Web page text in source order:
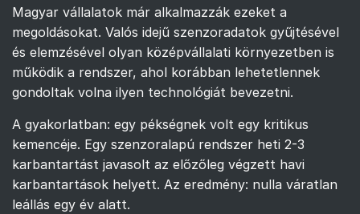
Magyar vállalatok már alkalmazzák ezeket a
megoldásokat. Valós idejű szenzoradatok gyűjtésével
és elemzésével olyan középvállalati környezetben is
működik a rendszer, ahol korábban lehetetlennek
gondoltak volna ilyen technológiát bevezetni.
A gyakorlatban: egy pékségnek volt egy kritikus
kemencéje. Egy szenzoralapú rendszer heti 2-3
karbantartást javasolt az előzőleg végzett havi
karbantartások helyett. Az eredmény: nulla váratlan
leállás egy év alatt.